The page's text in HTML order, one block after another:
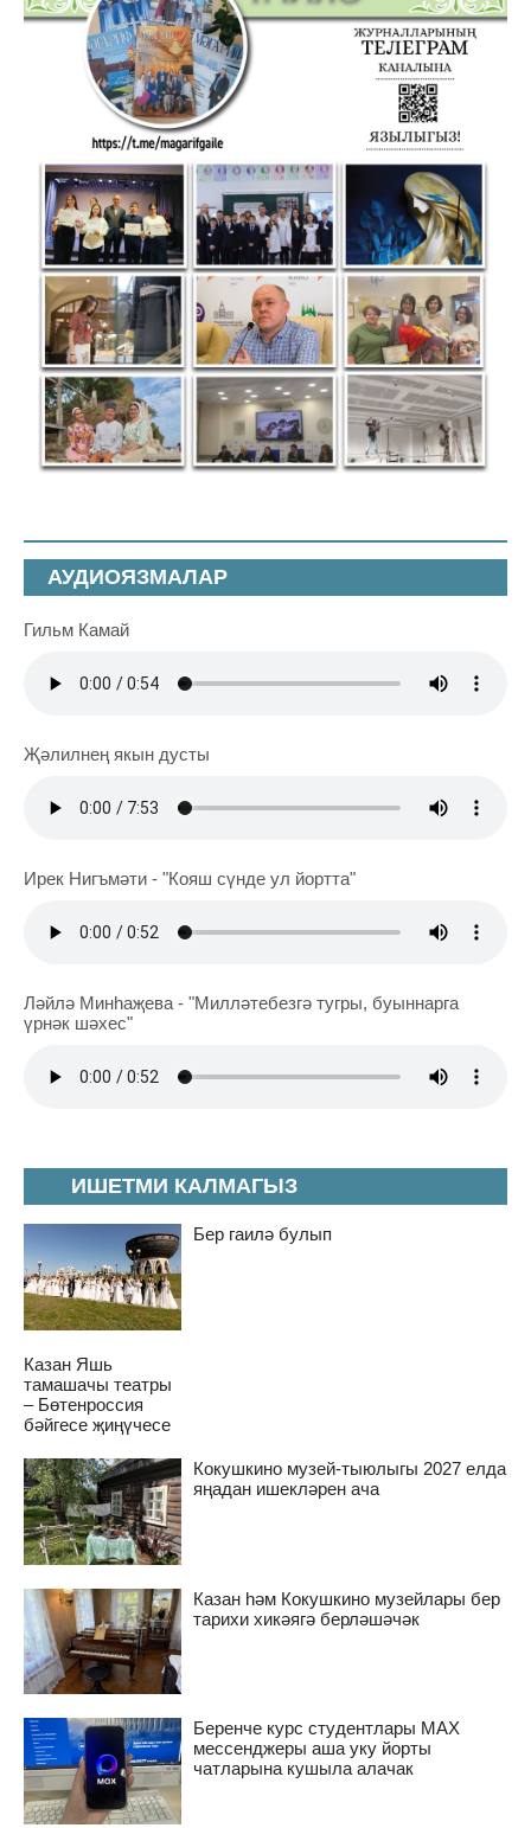
ИШЕТМИ КАЛМАГЫЗ
Бер гаилә булып
Казан Яшь
тамашачы театры
– Бөтенроссия
бәйгесе җиңүчесе
Кокушкино музей-тыюлыгы 2027 елда
яңадан ишекләрен ача
Казан һәм Кокушкино музейлары бер
тарихи хикәягә берләшәчәк
Беренче курс студентлары MAX
мессенджеры аша уку йорты
чатларына кушыла алачак
АУДИОЯЗМАЛАР
Гильм Камай
Җәлилнең якын дусты
Ирек Нигъмәти - "Кояш сүнде ул йортта"
Ләйлә Минһаҗева - "Милләтебезгә тугры, буыннарга
үрнәк шәхес"